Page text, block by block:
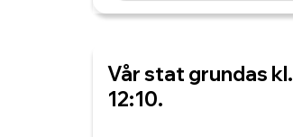
Vår stat grundas kl.
12:10.